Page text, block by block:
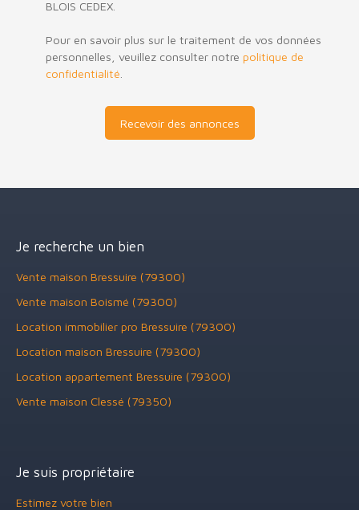
BLOIS CEDEX.
Pour en savoir plus sur le traitement de vos données
personnelles, veuillez consulter notre politique de
confidentialité
Recevoir des annonces
Je recherche un bien
Vente maison Bressuire (79300)
Vente maison Boismé (79300)
Location immobilier pro Bressuire (79300)
Location maison Bressuire (79300)
Location appartement Bressuire (79300)
Vente maison Clessé (79350)
Je suis propriétaire
Estimez votre bien